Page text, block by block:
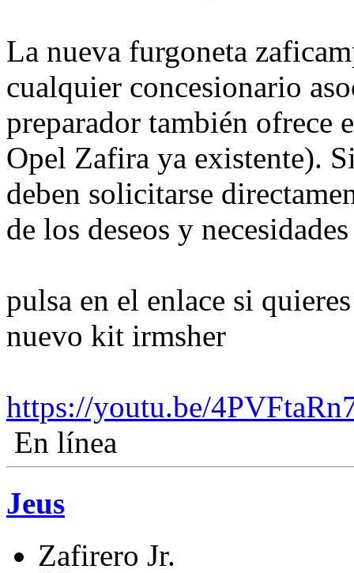
La nueva furgoneta
cualquier concesionario
preparador también ofrece
Opel Zafira ya existente).
deben solicitarse
de los deseos y
pulsa en el enlace si
nuevo kit irmsher
https://youtu.be/
En línea
Jeus
Zafirero Jr.